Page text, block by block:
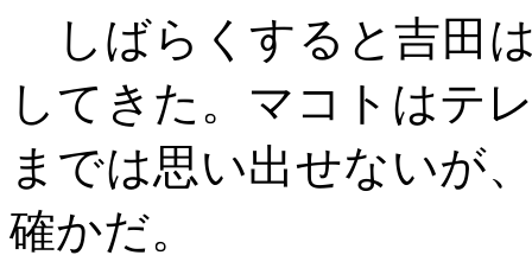
しばらくすると吉田
してきた。マコトはテ
までは思い出せないが
確かだ。